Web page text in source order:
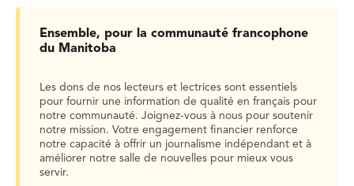
Ensemble, pour la communauté francophone
du Manitoba
Les dons de nos lecteurs et lectrices sont essentiels
pour fournir une information de qualité en français pour
notre communauté. Joignez-vous à nous pour soutenir
notre mission. Votre engagement financier renforce
notre capacité à offrir un journalisme indépendant et à
améliorer notre salle de nouvelles pour mieux vous
servir.